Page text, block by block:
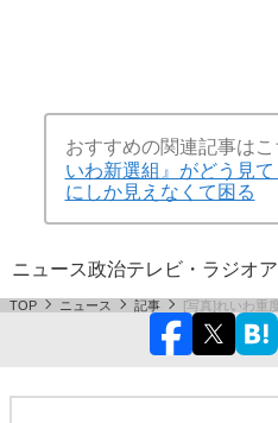
おすすめの関連記事はこ
いわ新選組』がどう見て
にしか見えなくて困る
ニュース政治テレビ・ラジオ
TOP ニュース 記事 [写真]れいわ重